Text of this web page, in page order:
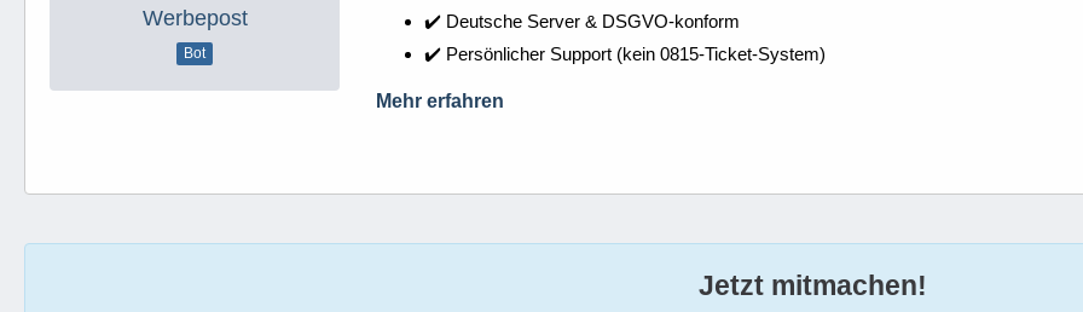
Werbepost
Bot
✔️ Deutsche Server & DSGVO-konform
✔️ Persönlicher Support (kein 0815-Ticket-System)
Mehr erfahren
Jetzt mitmachen!